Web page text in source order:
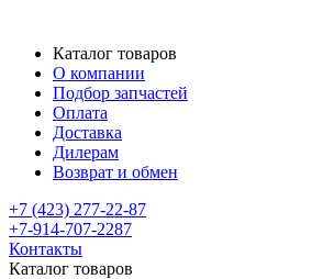
Каталог товаров
О компании
Подбор запчастей
Оплата
Доставка
Дилерам
Возврат и обмен
+7 (423) 277-22-87
+7-914-707-2287
Контакты
Каталог товаров